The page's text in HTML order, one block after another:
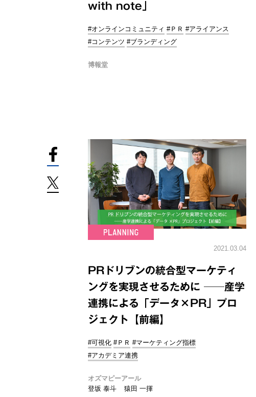
with note」
#オンラインコミュニティ #ＰＲ #アライアンス
#コンテンツ #ブランディング
博報堂
2021.03.04
PRドリブンの統合型マーケティ
ングを実現させるために ──産学
連携による「データ×PR」プロ
ジェクト【前編】
#可視化 #ＰＲ #マーケティング指標
#アカデミア連携
オズマピーアール
登坂 泰斗
猿田 一揮